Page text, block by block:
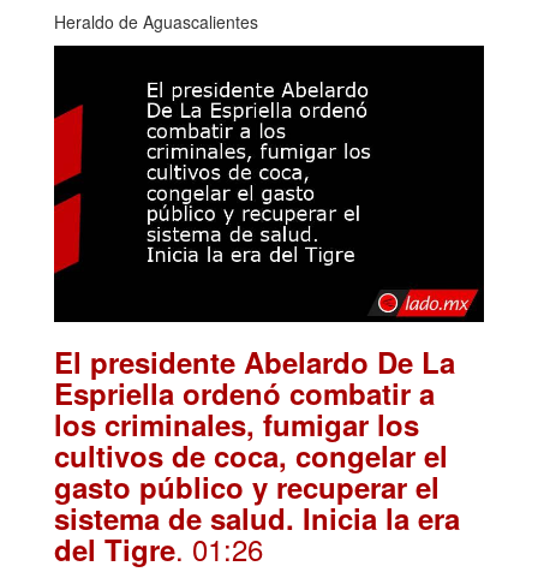
Heraldo de Aguascalientes
El presidente Abelardo De La
Espriella ordenó combatir a
los criminales, fumigar los
cultivos de coca, congelar el
gasto público y recuperar el
sistema de salud. Inicia la era
del Tigre. 01:26